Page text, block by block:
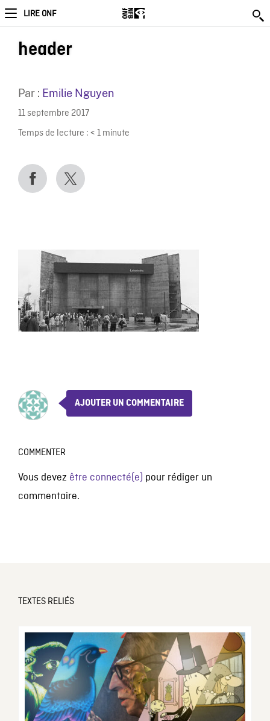
LIRE ONF
header
Par : Emilie Nguyen
11 septembre 2017
Temps de lecture : < 1 minute
AJOUTER UN COMMENTAIRE
COMMENTER
Vous devez être connecté(e) pour rédiger un
commentaire.
TEXTES RELIÉS